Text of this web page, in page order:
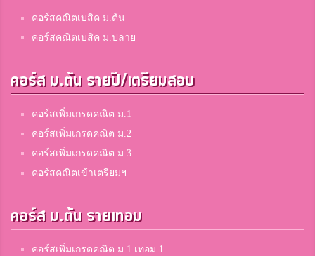
คอร์สคณิตเบสิค ม.ต้น
คอร์สคณิตเบสิค ม.ปลาย
คอร์ส ม.ต้น รายปี/เตรียมสอบ
คอร์สเพิ่มเกรดคณิต ม.1
คอร์สเพิ่มเกรดคณิต ม.2
คอร์สเพิ่มเกรดคณิต ม.3
คอร์สคณิตเข้าเตรียมฯ
คอร์ส ม.ต้น รายเทอม
คอร์สเพิ่มเกรดคณิต ม.1 เทอม 1